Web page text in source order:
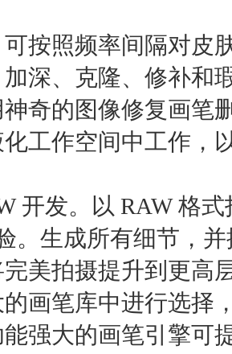
按照频率间隔对皮
深、克隆、修补和
奇的图像修复画笔
工作空间中工作，
开发。以 RAW 格
。生成所有细节，
美拍摄提升到更高
画笔库中进行选择
强大的画笔引擎可